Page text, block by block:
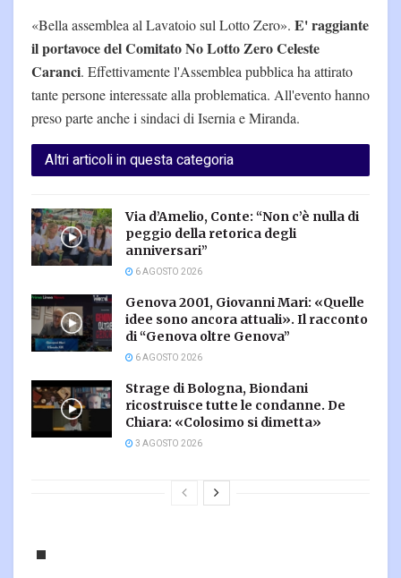
«Bella assemblea al Lavatoio sul Lotto Zero». E' raggiante
il portavoce del Comitato No Lotto Zero Celeste
Caranci. Effettivamente l'Assemblea pubblica ha attirato
tante persone interessate alla problematica. All'evento hanno
preso parte anche i sindaci di Isernia e Miranda.
Altri articoli in questa categoria
Via d’Amelio, Conte: “Non c’è nulla di
peggio della retorica degli
anniversari”
6 AGOSTO 2026
Genova 2001, Giovanni Mari: «Quelle
idee sono ancora attuali». Il racconto
di “Genova oltre Genova”
6 AGOSTO 2026
Strage di Bologna, Biondani
ricostruisce tutte le condanne. De
Chiara: «Colosimo si dimetta»
3 AGOSTO 2026